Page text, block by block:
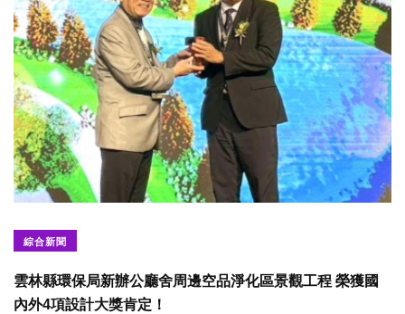
綜合新聞
雲林縣環保局新辦公廳舍周邊空品淨化區景觀工程 榮獲國
內外4項設計大獎肯定！